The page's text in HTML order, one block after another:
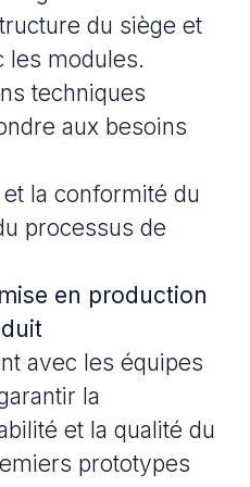
du siège et
les modules.
techniques
aux besoins
la conformité du
processus de
en production
avec les équipes
la
et la qualité du
prototypes